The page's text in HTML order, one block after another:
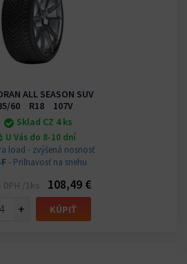
ALL SEASON SUV
60 R18 107V
Sklad CZ 4 ks
U Vás do 8-10 dní
load - zvýšená nosnosť
- Priľnavosť na snehu
DPH /1ks
108,49 €
+ KÚPIŤ